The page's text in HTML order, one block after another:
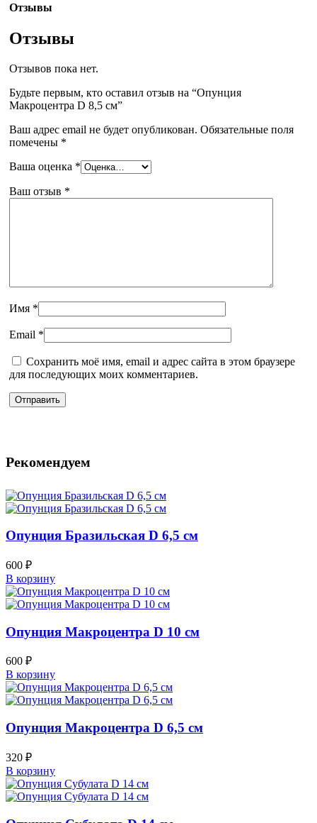
Отзывы
Отзывы
Отзывов пока нет.
Будьте первым, кто оставил отзыв на “Опунция
Макроцентра D 8,5 см”
Ваш адрес email не будет опубликован. Обязательные поля
помечены *
Ваша оценка *
Ваш отзыв *
Имя *
Email *
Сохранить моё имя, email и адрес сайта в этом браузере
для последующих моих комментариев.
Рекомендуем
Опунция Бразильская D 6,5 см
600 ₽
В корзину
Опунция Макроцентра D 10 см
600 ₽
В корзину
Опунция Макроцентра D 6,5 см
320 ₽
В корзину